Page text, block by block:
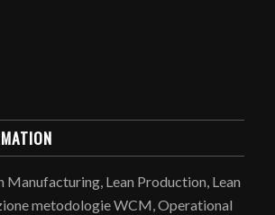
Manufacturing, Lean Production, Lean
metodologie WCM, Operational